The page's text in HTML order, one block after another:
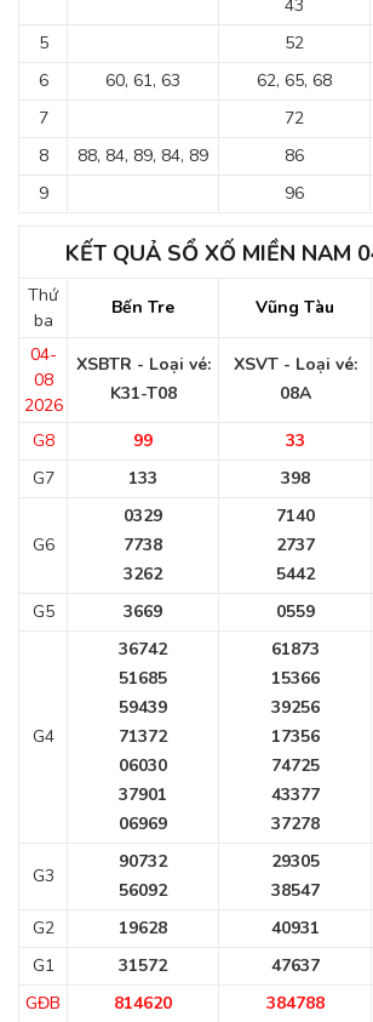
43
5 52
6
60, 61, 63 62, 65, 68
7
72
8
88, 84, 89, 84, 89
86
9
96
KẾT QUẢ SỔ XỐ MIỀN NAM
Thứ
ba
Bến Tre Vũng Tàu
04-
08
2026
XSBTR - Loại vé:
K31-T08
XSVT - Loại vé:
08A
G8 99 33
G7
133 398
G6
0329
7738
3262
7140
2737
5442
G5
3669 0559
G4
36742
51685
59439
71372
06030
37901
06969
61873
15366
39256
17356
74725
43377
37278
G3
90732
56092
29305
38547
G2
19628 40931
G1
31572 47637
GĐB
814620 384788